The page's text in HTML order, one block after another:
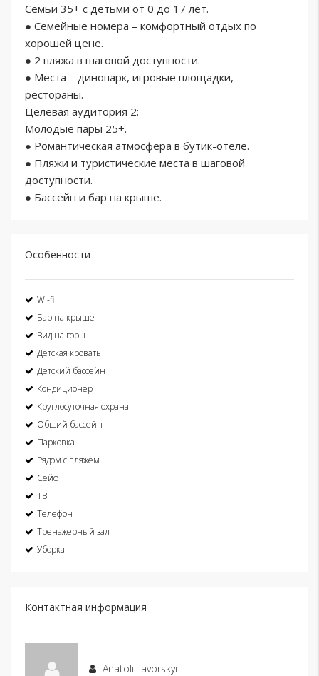
Семьи 35+ с детьми от 0 до 17 лет.
● Семейные номера – комфортный отдых по
хорошей цене.
● 2 пляжа в шаговой доступности.
● Места – динопарк, игровые площадки,
рестораны.
Целевая аудитория 2:
Молодые пары 25+.
● Романтическая атмосфера в бутик-отеле.
● Пляжи и туристические места в шаговой
доступности.
● Бассейн и бар на крыше.
Особенности
Wi-fi
Бар на крыше
Вид на горы
Детская кровать
Детский бассейн
Кондиционер
Круглосуточная охрана
Общий бассейн
Парковка
Рядом с пляжем
Сейф
ТВ
Телефон
Тренажерный зал
Уборка
Контактная информация
Anatolii Iavorskyi